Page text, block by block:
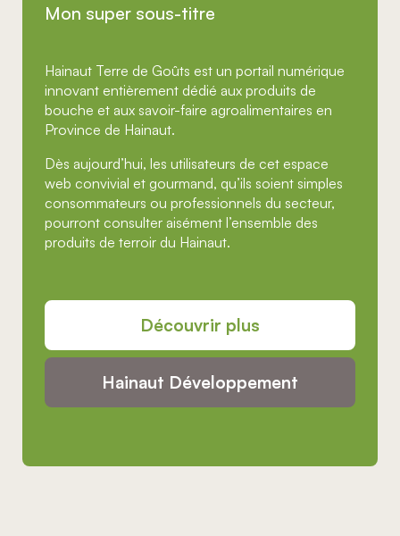
Mon super sous-titre
Hainaut Terre de Goûts est un portail numérique
innovant entièrement dédié aux produits de
bouche et aux savoir-faire agroalimentaires en
Province de Hainaut.
Dès aujourd’hui, les utilisateurs de cet espace
web convivial et gourmand, qu’ils soient simples
consommateurs ou professionnels du secteur,
pourront consulter aisément l’ensemble des
produits de terroir du Hainaut.
Découvrir plus
Hainaut Développement